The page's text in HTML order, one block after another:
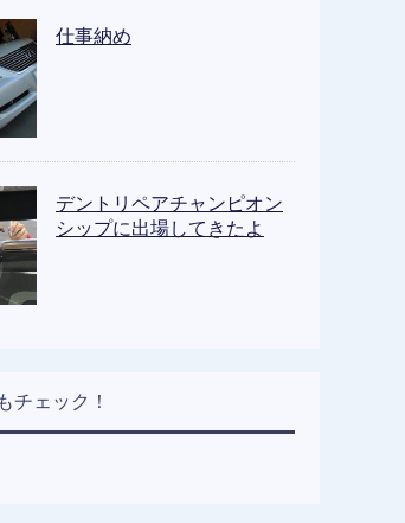
仕事納め
デントリペアチャンピオン
シップに出場してきたよ
チェック！